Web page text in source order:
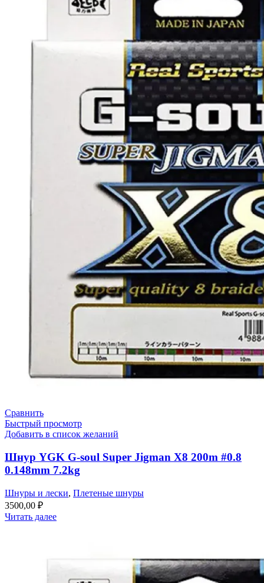
Сравнить
Быстрый просмотр
Добавить в список желаний
Шнур YGK G-soul Super Jigman X8 200m #0.8
0.148mm 7.2kg
Шнуры и лески, Плетеные шнуры
3500,00 ₽
Читать далее